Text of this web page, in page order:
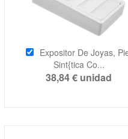
Expositor De Joyas,
Sint{tica Co...
38,84 € unidad